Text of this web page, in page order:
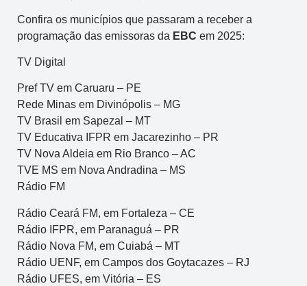
Confira os municípios que passaram a receber a
programação das emissoras da EBC em 2025:
TV Digital
Pref TV em Caruaru – PE
Rede Minas em Divinópolis – MG
TV Brasil em Sapezal – MT
TV Educativa IFPR em Jacarezinho – PR
TV Nova Aldeia em Rio Branco – AC
TVE MS em Nova Andradina – MS
Rádio FM
Rádio Ceará FM, em Fortaleza – CE
Rádio IFPR, em Paranaguá – PR
Rádio Nova FM, em Cuiabá – MT
Rádio UENF, em Campos dos Goytacazes – RJ
Rádio UFES, em Vitória – ES